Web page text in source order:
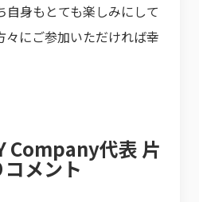
自身もとても楽しみにして
々にご参加いただければ幸
Company代表 片
メント